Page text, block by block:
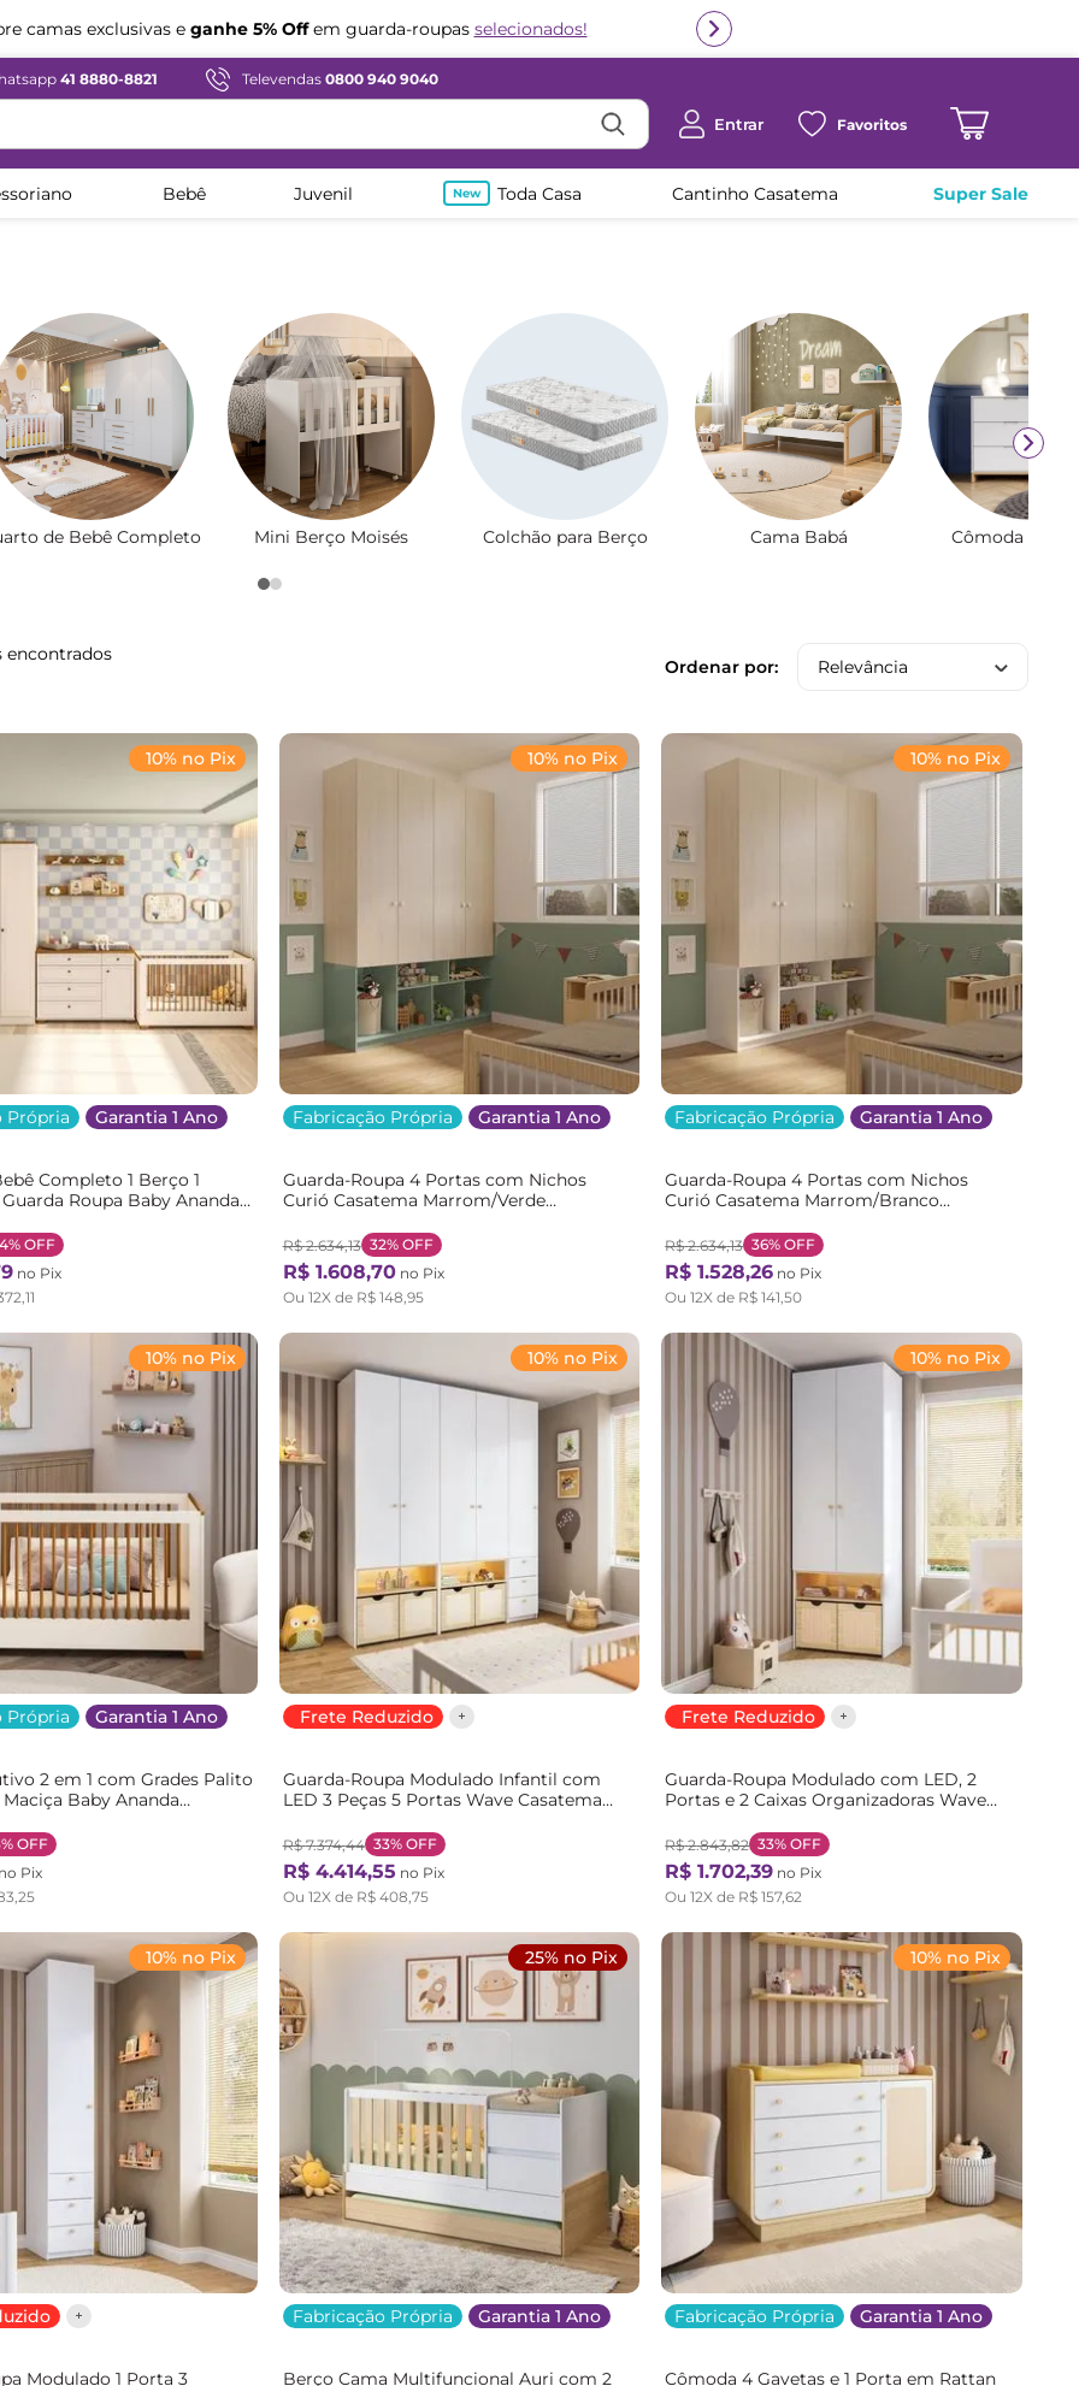
Compre em ate 12x sem juros
41 8880-8821 Televendas 0800 940 9040
Entrar Favoritos
Bebê Juvenil Toda Casa Cantinho Casatema Super Sale
de Bebê Completo Mini Berço Moisés Colchão para Berço Cama Babá Cômoda para
Relevância
Própria Garantia 1 Ano
10% no Pix
Completo 1 Berço 1
Roupa Baby Ananda
OFF
no Pix
,11
Fabricação Própria Garantia 1 Ano
10% no Pix
Guarda-Roupa 4 Portas com Nichos
Curió Casatema Marrom/Verde
R$ 2.634,13 32%OFF
R$ 1.608,70no Pix
Ou 12X de R$ 148,95
Fabricação Própria Garantia 1 Ano
10% no Pix
Guarda-Roupa 4 Portas com Nichos
Curió Casatema Marrom/Branco
R$ 2.634,13 36% OFF
R$ 1.528,26 no Pix
Ou12X de R$ 141,50
Própria Garantia 1 Ano
10% no Pix
2 em 1 com Grades Palito
Baby Ananda
OFF
no Pix
,25
Frete Reduzido
10% no Pix
Guarda-Roupa Modulado Infantil com
LED 3 Peças 5 Portas Wave Casatema
R$ 7.374,44 33%OFF
R$ 4.414,55 no Pix
Ou 12X de R$ 408,75
Frete Reduzido
10% no Pix
Guarda-Roupa Modulado com LED, 2
Portas e 2 Caixas Organizadoras Wave
Branco/Natural
R$ 2.843,82 33% OFF
R$ 1.702,39 no Pix
Ou12X de R$ 157,62
10% no Pix
Modulado 1 Porta 3
Fabricação Própria Garantia 1 Ano
25% no Pix
Berço Cama Multifuncional Auri com 2
Fabricação Própria Garantia 1 Ano
10% no Pix
Cômoda 4 Gavetas e 1 Porta em Rattan